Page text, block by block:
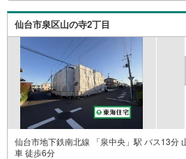
仙台市泉区山の寺2丁目
仙台市地下鉄南北線 「泉中央」駅 バス13分
車 徒歩6分